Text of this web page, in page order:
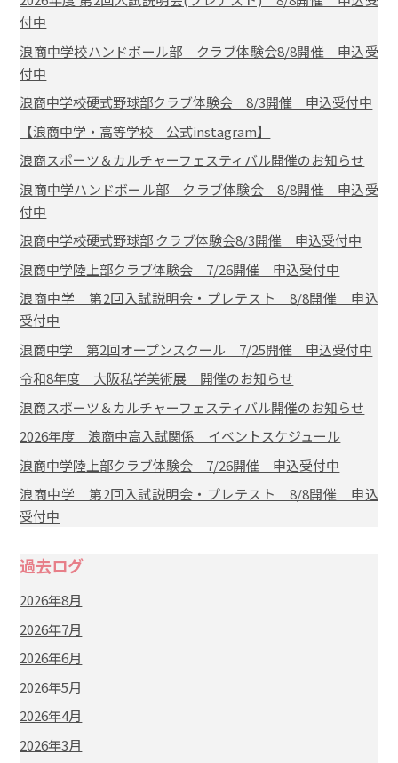
付中
浪商中学校ハンドボール部 クラブ体験会8/8開催 申込受
付中
浪商中学校硬式野球部クラブ体験会 8/3開催 申込受付中
【浪商中学・高等学校 公式instagram】
浪商スポーツ＆カルチャーフェスティバル開催のお知らせ
浪商中学ハンドボール部 クラブ体験会 8/8開催 申込受
付中
浪商中学校硬式野球部 クラブ体験会8/3開催 申込受付中
浪商中学陸上部クラブ体験会 7/26開催 申込受付中
浪商中学 第2回入試説明会・プレテスト 8/8開催 申込
受付中
浪商中学 第2回オープンスクール 7/25開催 申込受付中
令和8年度 大阪私学美術展 開催のお知らせ
浪商スポーツ＆カルチャーフェスティバル開催のお知らせ
2026年度 浪商中高入試関係 イベントスケジュール
浪商中学陸上部クラブ体験会 7/26開催 申込受付中
浪商中学 第2回入試説明会・プレテスト 8/8開催 申込
受付中
過去ログ
2026年8月
2026年7月
2026年6月
2026年5月
2026年4月
2026年3月